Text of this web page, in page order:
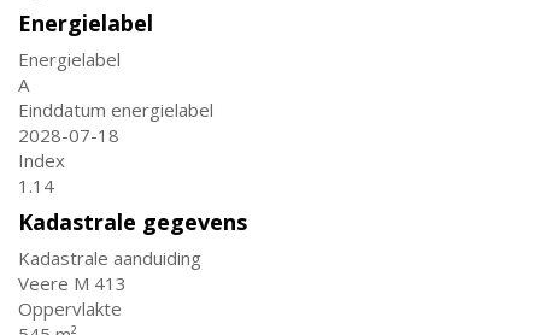
Energielabel
Energielabel
A
Einddatum energielabel
2028-07-18
Index
1.14
Kadastrale gegevens
Kadastrale aanduiding
Veere M 413
Oppervlakte